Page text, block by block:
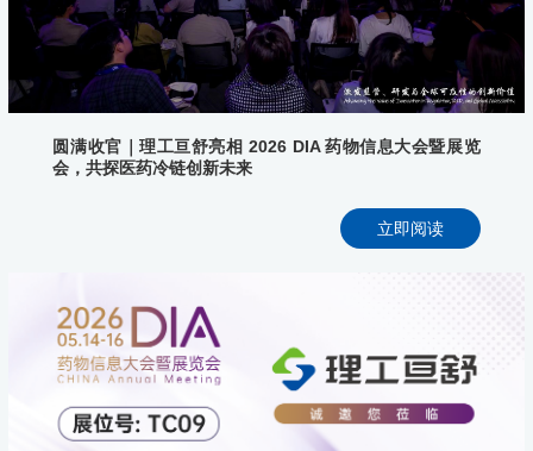
圆满收官｜理工亘舒亮相 2026 DIA 药物信息大会暨展览
会，共探医药冷链创新未来
立即阅读